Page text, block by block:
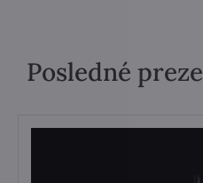
Posledné